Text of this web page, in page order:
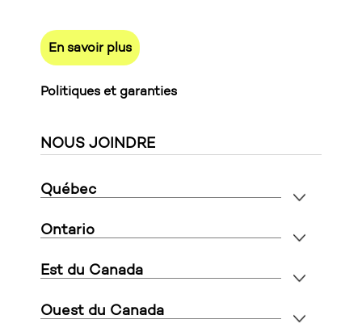
En savoir plus
Politiques et garanties
NOUS JOINDRE
Québec
Ontario
Est du Canada
Ouest du Canada